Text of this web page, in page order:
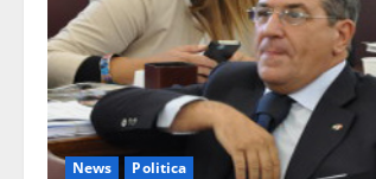
News Politica